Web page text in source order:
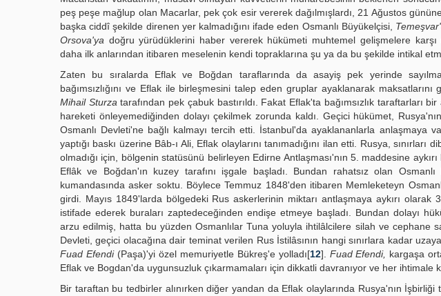
peş peşe mağlup olan Macarlar, pek çok esir vererek dağılmışlardı, 21 Ağustos
başka ciddî şekilde direnen yer kalmadığını ifade eden Osmanlı Büyükelçisi,
Orsova'ya doğru yürüdüklerini haber ve­rerek hükümeti muhtemel gelişmelere karşı
daha ilk anlarından itibaren meselenin kendi topraklarına şu ya da bu şekilde intikal
Zaten bu sıralarda Eflak ve Boğdan taraflarında da asayiş pek yerinde
bağımsızlığını ve Eflak ile birleşmesini talep eden gruplar ayaklanarak
Mihail Sturza tarafından pek çabuk bastı­rıldı. Fakat Eflak'ta bağımsızlık taraftarları
hareketi önleyemediğinden dolayı çekilmek zorunda kaldı. Geçici hükümet,
Osmanlı Devleti'ne bağlı kalmayı tercih etti. İstanbul'da ayaklananlarla anlaşmaya
yaptığı baskı üzerine Bâb-ı Ali, Eflak olaylarını tanımadığını ilan etti. Rusya,
olmadığı için, bölgenin statüsünü belirleyen Edirne Antlaşması'nın 5. maddesine
Eflâk ve Boğdan'ın kuzey tarafını işgale başladı. Bundan rahatsız olan
kumandasında asker soktu. Böylece Temmuz 1848'den iti­baren Memleketeyn
girdi. Mayıs 1849'larda bölgedeki Rus askerlerinin miktarı antlaşmaya aykırı olarak
istifade ederek buraları zaptedeceğinden endişe etmeye başladı. Bundan dolayı
arzu edilmiş, hatta bu yüzden Osmanlılar Tuna yoluyla ihtilâlcilere silah ve cephane
Devleti, geçici olacağına dair teminat verilen Rus İstilâsının hangi sınırlara kadar
Fuad Efendi(Paşa)'yi özel memuriyetle Bükreş'e yolladı[12]. Fuad Efendi, kargaşa
Eflak ve Bogdan'da uygunsuzluk çıkarmamaları için dikkatli davranıyor ve her ihtimale
Bir taraftan bu tedbirler alınırken diğer yandan da Eflak olaylarında Rusya'nın